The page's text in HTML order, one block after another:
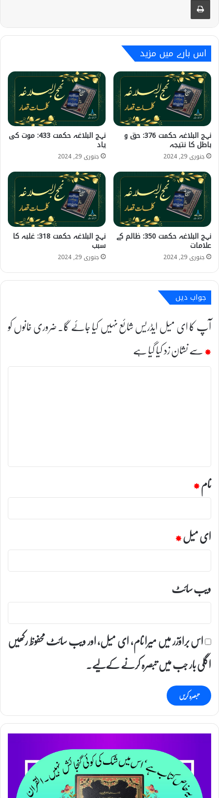
اس بارے میں مزید
نہج البلاغہ حکمت 376: حق و
باطل کا نتیجہ
جنوری 29, 2024
نہج البلاغہ حکمت 433: موت کی
یاد
جنوری 29, 2024
نہج البلاغہ حکمت 350: ظالم کے
علامات
جنوری 29, 2024
نہج البلاغہ حکمت 318: غلبہ کا
سبب
جنوری 29, 2024
جواب دیں
آپ کا ای میل ایڈریس شائع نہیں کیا جائے گا۔ضروری خانوں کو
*سے نشان زد کیا گیا ہے
ت
نام*
ای میل*
ویب‌ سائٹ
اس براؤزر میں میرا نام، ای میل، اور ویب سائٹ محفوظ رکھیں
اگلی بار جب میں تبصرہ کرنے کےلیے۔